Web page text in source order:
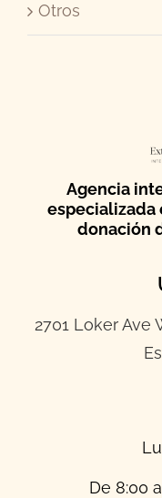
Otros
Agencia
especializada
donación
2701 Loker Ave
De 8:00